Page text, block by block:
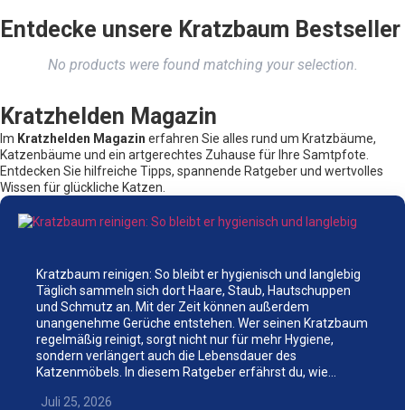
Entdecke unsere Kratzbaum Bestseller
No products were found matching your selection.
Kratzhelden Magazin
Im Kratzhelden Magazin erfahren Sie alles rund um Kratzbäume,
Katzenbäume und ein artgerechtes Zuhause für Ihre Samtpfote.
Entdecken Sie hilfreiche Tipps, spannende Ratgeber und wertvolles
Wissen für glückliche Katzen.
Kratzbaum reinigen: So bleibt er hygienisch und langlebig
Täglich sammeln sich dort Haare, Staub, Hautschuppen
und Schmutz an. Mit der Zeit können außerdem
unangenehme Gerüche entstehen. Wer seinen Kratzbaum
regelmäßig reinigt, sorgt nicht nur für mehr Hygiene,
sondern verlängert auch die Lebensdauer des
Katzenmöbels. In diesem Ratgeber erfährst du, wie…
Juli 25, 2026